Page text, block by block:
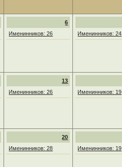
6
Именинников: 26
Именинников: 24
13
Именинников: 26
Именинников: 19
20
Именинников: 28
Именинников: 19